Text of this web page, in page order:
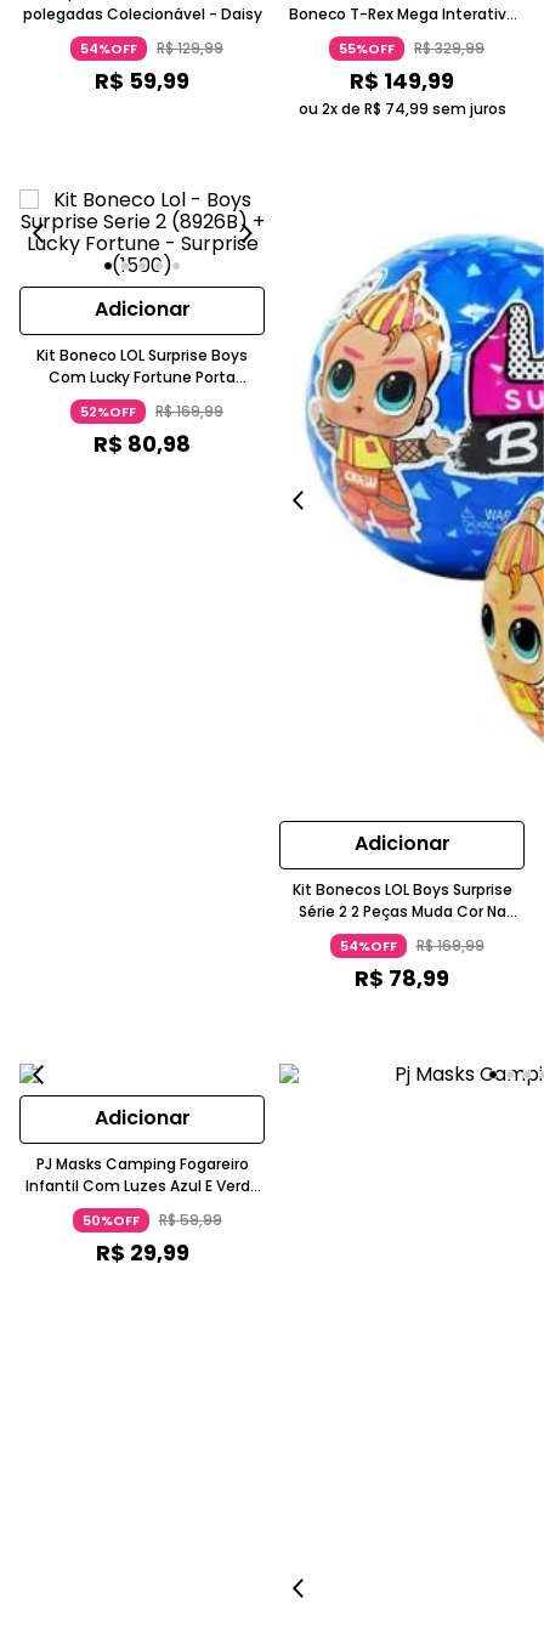
polegadas Colecionável - Daisy
54%OFF R$129,99
R$ 59,99
Boneco T-Rex Mega Interativo
Vermelho E Dourado A Partir De
Cinco Anos Candide
55%OFF R$329,99
R$ 149,99
ou 2x de R$ 74,99 sem juros
Adicionar
Kit Boneco LOL Surprise Boys
Com Lucky Fortune Porta
Bracelete Reage À Água Série 2
5-7 Anos Candide
52%OFF R$169,99
R$ 80,98
Adicionar
Kit Bonecos LOL Boys Surprise
Série 2 2 Peças Muda Cor Na
Água Com Movimento 5-7 Anos
Candide
54%OFF R$169,99
R$ 78,99
Adicionar
PJ Masks Camping Fogareiro
Infantil Com Luzes Azul E Verde
3 Anos Candide
50%OFF R$59,99
R$ 29,99